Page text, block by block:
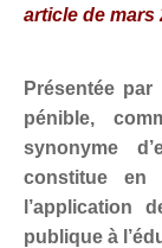
article de mars
Présentée par
pénible,
synonyme
constitue en
l’application
publique à